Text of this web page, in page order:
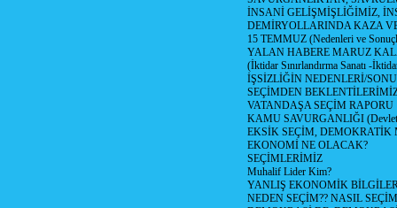
İNSANİ GELİŞMİŞLİĞİMİZ,
DEMİRYOLLARINDA KAZA
15 TEMMUZ (Nedenleri ve
YALAN HABERE MARUZ
(İktidar Sınırlandırma Sanatı -
İŞSİZLİĞİN NEDENLERİ/
SEÇİMDEN
VATANDAŞA SEÇİM RAPORU
KAMU SAVURGANLIĞI (Devlet
EKSİK SEÇİM, DEMOKRATİK
EKONOMİ NE OLACAK?
SEÇİMLERİMİZ
Muhalif Lider Kim?
YANLIŞ EKONOMİK
NEDEN SEÇİM?? NASIL